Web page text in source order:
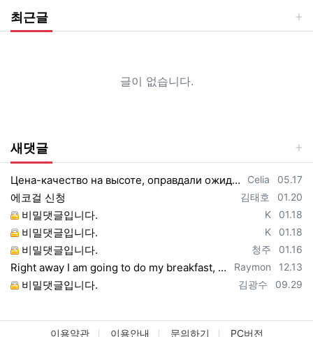
최근글
글이 없습니다.
새댓글
등록자
Celia 등록일
05.17
Цена-качество на высоте, оправдали ожидания https://vpncheburnet.top/
등록자
김태호 등록일
01.20
에코걸 신청
등록자
K 등록일
01.18
비밀댓글입니다.
등록자
K 등록일
01.18
비밀댓글입니다.
등록자
청주 등록일
01.16
비밀댓글입니다.
등록자
Raymon 등록일
12.13
Right away I am going to do my breakfast, once having my breakfast coming yet ag…
등록자
김광수 등록일
09.29
비밀댓글입니다.
이용약관 이용안내 문의하기 PC버전